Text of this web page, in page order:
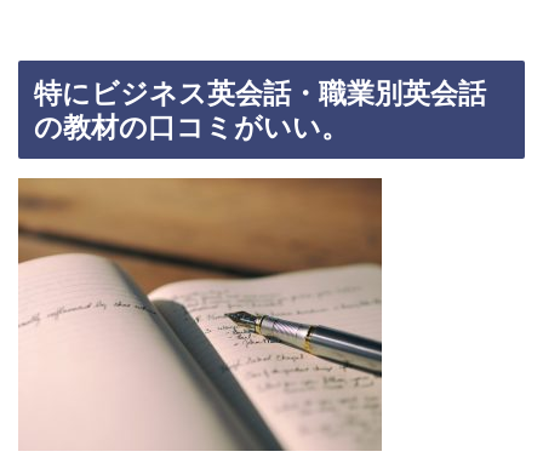
特にビジネス英会話・職業別英会話
の教材の口コミがいい。